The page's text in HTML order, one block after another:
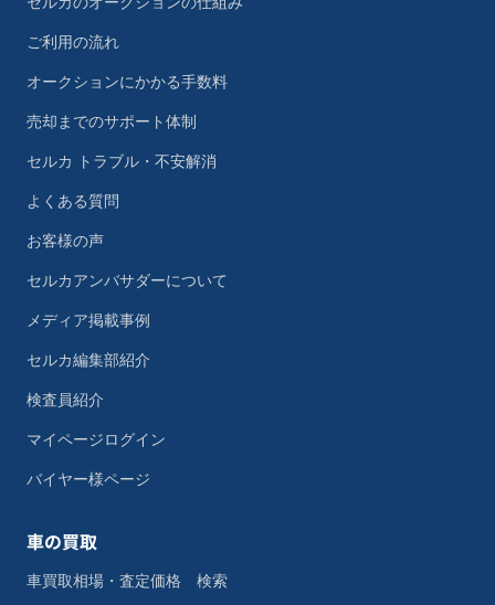
ご利用の流れ
オークションにかかる手数料
売却までのサポート体制
セルカ トラブル・不安解消
よくある質問
お客様の声
セルカアンバサダーについて
メディア掲載事例
セルカ編集部紹介
検査員紹介
マイページログイン
バイヤー様ページ
車の買取
車買取相場・査定価格 検索